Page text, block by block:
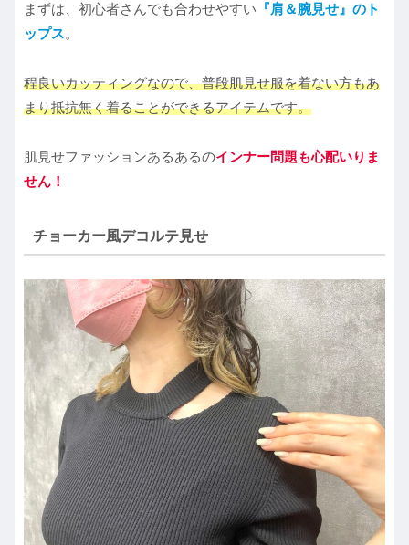
まずは、初心者さんでも合わせやすい 『肩＆腕見せ』のト
ップス。
程良いカッティングなので、普段肌見せ服を着ない方もあ
まり抵抗無く着ることができるアイテムです。
肌見せファッションあるあるのインナー問題も心配いりま
せん！
チョーカー風デコルテ見せ